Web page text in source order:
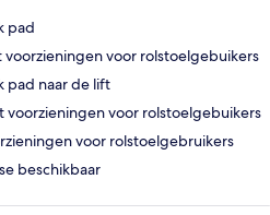
pad
voor rolstoelgebuikers
pad naar de lift
voorzieningen voor rolstoelgebuikers
voor rolstoelgebruikers
beschikbaar